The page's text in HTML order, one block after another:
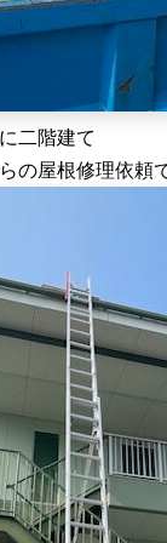
二階建て
の屋根修理依頼